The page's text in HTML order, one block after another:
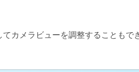
カメラビューを調整することもで